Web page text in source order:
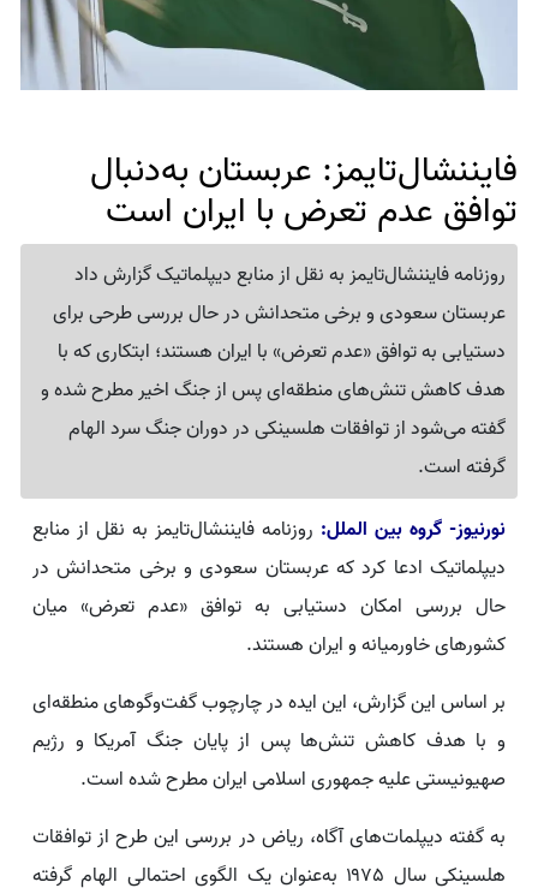
فایننشال‌تایمز: عربستان به‌دنبال
توافق عدم تعرض با ایران است
روزنامه فایننشال‌تایمز به نقل از منابع دیپلماتیک گزارش داد
عربستان سعودی و برخی متحدانش در حال بررسی طرحی برای
دستیابی به توافق «عدم تعرض» با ایران هستند؛ ابتکاری که با
هدف کاهش تنش‌های منطقه‌ای پس از جنگ اخیر مطرح شده و
گفته می‌شود از توافقات هلسینکی در دوران جنگ سرد الهام
گرفته است.
نورنیوز- گروه بین الملل: روزنامه فایننشال‌تایمز به نقل از منابع
دیپلماتیک ادعا کرد که عربستان سعودی و برخی متحدانش در
حال بررسی امکان دستیابی به توافق «عدم تعرض» میان
کشورهای خاورمیانه و ایران هستند.
بر اساس این گزارش، این ایده در چارچوب گفت‌وگوهای منطقه‌ای
و با هدف کاهش تنش‌ها پس از پایان جنگ آمریکا و رژیم
صهیونیستی علیه جمهوری اسلامی ایران مطرح شده است.
به گفته دیپلمات‌های آگاه، ریاض در بررسی این طرح از توافقات
هلسینکی سال ۱۹۷۵ به‌عنوان یک الگوی احتمالی الهام گرفته